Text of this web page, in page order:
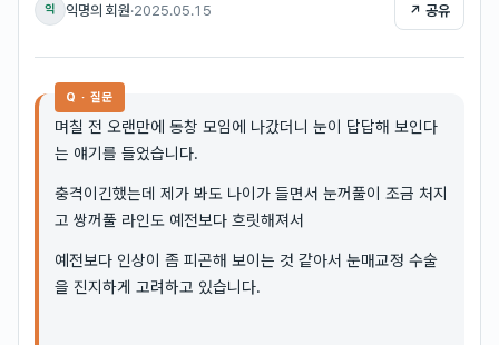
익 익명의 회원·2025.05.15 ↗ 공유
Q · 질문
며칠 전 오랜만에 동창 모임에 나갔더니 눈이 답답해 보인다
는 얘기를 들었습니다.
충격이긴했는데 제가 봐도 나이가 들면서 눈꺼풀이 조금 처지
고 쌍꺼풀 라인도 예전보다 흐릿해져서
예전보다 인상이 좀 피곤해 보이는 것 같아서 눈매교정 수술
을 진지하게 고려하고 있습니다.